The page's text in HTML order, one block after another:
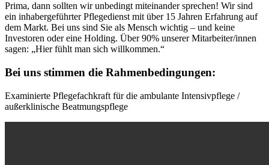
Prima, dann sollten wir unbedingt miteinander sprechen! Wir sind
ein inhabergeführter Pflegedienst mit über 15 Jahren Erfahrung auf
dem Markt. Bei uns sind Sie als Mensch wichtig – und keine
Investoren oder eine Holding. Über 90% unserer Mitarbeiter/innen
sagen: „Hier fühlt man sich willkommen.“
Bei uns stimmen die Rahmenbedingungen:
Examinierte Pflegefachkraft für die ambulante Intensivpflege /
außerklinische Beatmungspflege